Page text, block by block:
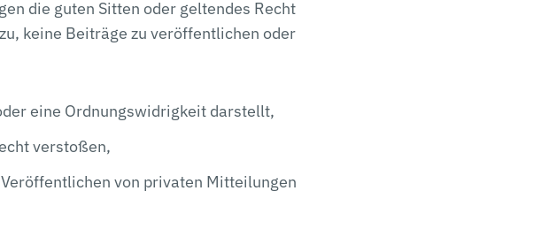
die guten Sitten oder geltendes Recht
keine Beiträge zu veröffentlichen oder
eine Ordnungswidrigkeit darstellt,
verstoßen,
von privaten Mitteilungen